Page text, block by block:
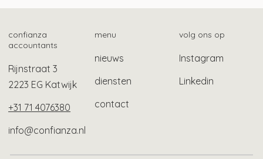
confianza
accountants
Rijnstraat 3
2223 EG Katwijk
+31 71 4076380
info@confianza.nl
menu
nieuws
diensten
contact
volg ons op
Instagram
Linkedin